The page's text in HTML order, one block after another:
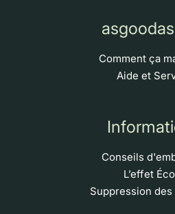
Comment ça
Aide et
Conseils
L’effet
Suppression des